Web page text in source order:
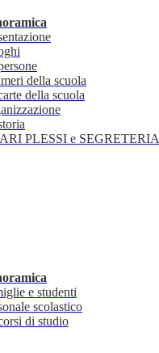
della scuola
della scuola
PLESSI e SEGRETERIA
e studenti
scolastico
di studio